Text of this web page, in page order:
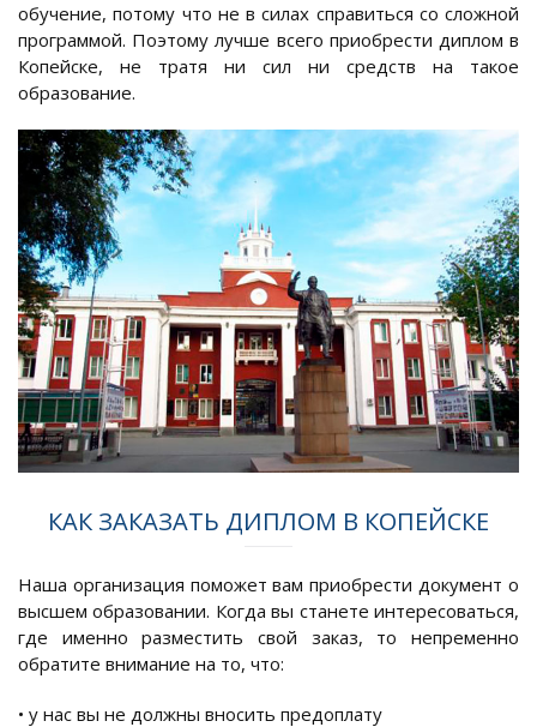
обучение, потому что не в силах справиться со сложной
программой. Поэтому лучше всего приобрести диплом в
Копейске, не тратя ни сил ни средств на такое
образование.
КАК ЗАКАЗАТЬ ДИПЛОМ В КОПЕЙСКЕ
Наша организация поможет вам приобрести документ о
высшем образовании. Когда вы станете интересоваться,
где именно разместить свой заказ, то непременно
обратите внимание на то, что:
• у нас вы не должны вносить предоплату